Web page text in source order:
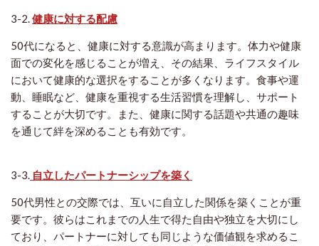
3-2. 健康に対する配慮
50代になると、健康に対する意識が高まります。体力や健康
面での変化を感じることが増え、その結果、ライフスタイル
において健康的な選択をすることが多くなります。食事や運
動、睡眠など、健康を重視する生活習慣を理解し、サポート
することが大切です。また、健康に関する話題や共通の趣味
を通じて絆を深めることも有効です。
3-3. 自立したパートナーシップを築く
50代男性との交際では、互いに自立した関係を築くことが重
要です。彼らはこれまでの人生で得た自由や独立を大切にし
ており、パートナーに対しても同じような価値観を求めるこ